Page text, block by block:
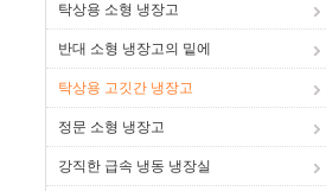
탁상용 소형 냉장고
반대 소형 냉장고의 밑에
탁상용 고깃간 냉장고
정문 소형 냉장고
강직한 급속 냉동 냉장실